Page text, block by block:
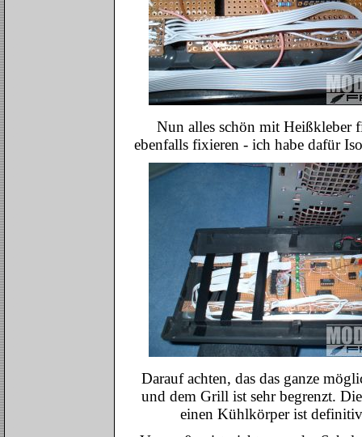
Nun alles schön mit Heißkleber
ebenfalls fixieren - ich habe dafür
Darauf achten, das das ganze
und dem Grill ist sehr begrenzt.
einen Kühlkörper ist